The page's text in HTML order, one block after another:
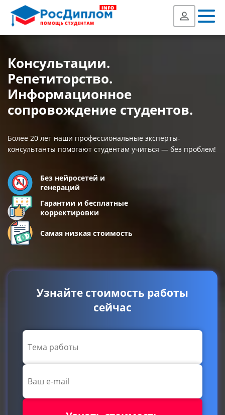
Консультации.
Репетиторство.
Информационное
сопровождение студентов.
Более 20 лет наши профессиональные эксперты-
консультанты помогают студентам учиться — без проблем!
Без нейросетей и
генераций
Гарантии и бесплатные
корректировки
Самая низкая стоимость
Узнайте стоимость работы
сейчас